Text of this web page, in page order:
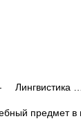
Лингвистика
предмет в